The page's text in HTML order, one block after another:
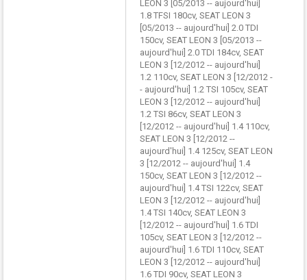
LEON 3 [05/2013 -- aujourd'hui]
1.8 TFSI 180cv, SEAT LEON 3
[05/2013 -- aujourd'hui] 2.0 TDI
150cv, SEAT LEON 3 [05/2013 --
aujourd'hui] 2.0 TDI 184cv, SEAT
LEON 3 [12/2012 -- aujourd'hui]
1.2 110cv, SEAT LEON 3 [12/2012 -
- aujourd'hui] 1.2 TSI 105cv, SEAT
LEON 3 [12/2012 -- aujourd'hui]
1.2 TSI 86cv, SEAT LEON 3
[12/2012 -- aujourd'hui] 1.4 110cv,
SEAT LEON 3 [12/2012 --
aujourd'hui] 1.4 125cv, SEAT LEON
3 [12/2012 -- aujourd'hui] 1.4
150cv, SEAT LEON 3 [12/2012 --
aujourd'hui] 1.4 TSI 122cv, SEAT
LEON 3 [12/2012 -- aujourd'hui]
1.4 TSI 140cv, SEAT LEON 3
[12/2012 -- aujourd'hui] 1.6 TDI
105cv, SEAT LEON 3 [12/2012 --
aujourd'hui] 1.6 TDI 110cv, SEAT
LEON 3 [12/2012 -- aujourd'hui]
1.6 TDI 90cv, SEAT LEON 3